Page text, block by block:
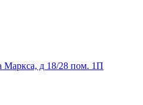
Маркса, д 18/28 пом. 1П